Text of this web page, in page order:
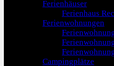
Ferienhäuser
Ferienhaus
Ferienwohnungen
Campingplätze